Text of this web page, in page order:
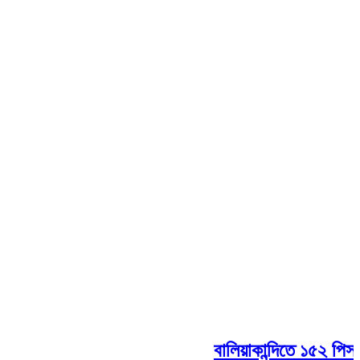
বালিয়াকান্দিতে ১৫২